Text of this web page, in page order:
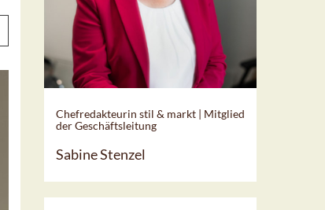
Chefredakteurin stil & markt | Mitglied
der Geschäftsleitung
Sabine Stenzel